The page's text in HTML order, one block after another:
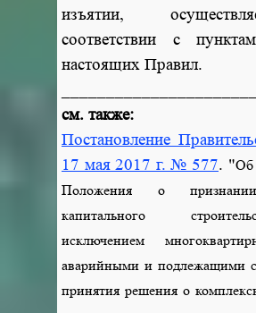
изъятии,
соответствии с
настоящих Правил.
см. также:
Постановление
17 мая 2017 г. № 577. "Об
Положения о
капитального
исключением
аварийными и подлежащими
принятия решения о